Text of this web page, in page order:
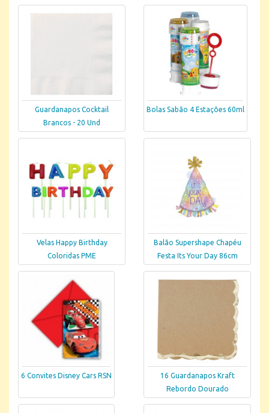
Guardanapos Cocktail
Brancos - 20 Und
Bolas Sabão 4 Estações 60ml
Velas Happy Birthday
Coloridas PME
Balão Supershape Chapéu
Festa Its Your Day 86cm
6 Convites Disney Cars RSN
16 Guardanapos Kraft
Rebordo Dourado